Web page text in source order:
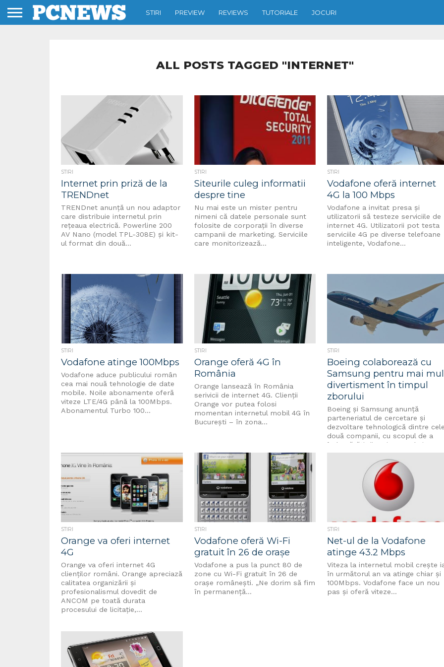
STIRI PREVIEW REVIEWS TUTORIALE JOCURI
ALL POSTS TAGGED "INTERNET"
STIRI
Internet prin priză de la
TRENDnet
TRENDnet anunță un nou adaptor
care distribuie internetul prin
rețeaua electrică. Powerline 200
AV Nano (model TPL-308E) şi kit-
ul format din două...
STIRI
Siteurile culeg informatii
despre tine
Nu mai este un mister pentru
nimeni că datele personale sunt
folosite de corporații în diverse
campanii de marketing. Serviciile
care monitorizează...
STIRI
Vodafone oferă internet
4G la 100 Mbps
Vodafone a invitat presa și
utilizatorii să testeze serviciile de
internet 4G. Utilizatorii pot testa
serviciile 4G pe diverse telefoane
inteligente, Vodafone...
STIRI
Vodafone atinge 100Mbps
Vodafone aduce publicului român
cea mai nouă tehnologie de date
mobile. Noile abonamente oferă
viteze LTE/4G până la 100Mbps.
Abonamentul Turbo 100...
STIRI
Orange oferă 4G în
România
Orange lansează în România
serivicii de internet 4G. Clienții
Orange vor putea folosi
momentan internetul mobil 4G în
București – în zona...
STIRI
Boeing colaborează cu
Samsung pentru mai
divertisment în timpul
zborului
Boeing şi Samsung anunţă
parteneriatul de cercetare şi
dezvoltare tehnologică dintre
două companii, cu scopul de a
îmbunătăţi divertismentul şi
comunicaţiile...
STIRI
Orange va oferi internet
4G
Orange va oferi internet 4G
clienților români. Orange apreciază
calitatea organizării şi
profesionalismul dovedit de
ANCOM pe toată durata
procesului de licitaţie,...
STIRI
Vodafone oferă Wi-Fi
gratuit în 26 de orașe
Vodafone a pus la punct 80 de
zone cu Wi-Fi gratuit în 26 de
orașe românești. „Ne dorim să fim
în permanenţă...
STIRI
Net-ul de la Vodafone
atinge 43.2 Mbps
Viteza la internetul mobil crește
în următorul an va atinge chiar și
100Mbps. Vodafone face un nou
pas și oferă viteze...